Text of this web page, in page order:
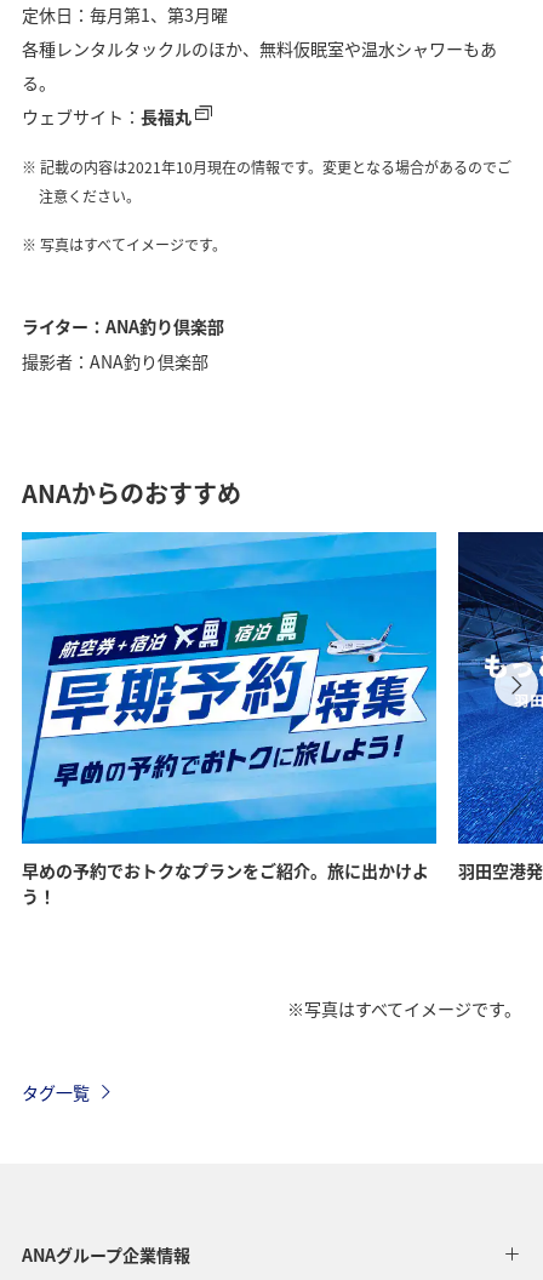
定休日：毎月第1、第3月曜
各種レンタルタックルのほか、無料仮眠室や温水シャワーもあ
る。
ウェブサイト： 長福丸
記載の内容は2021年10月現在の情報です。変更となる場合があるのでご
注意ください。
写真はすべてイメージです。
ライター：ANA釣り倶楽部
撮影者：ANA釣り倶楽部
ANAからのおすすめ
早めの予約でおトクなプランをご紹介。旅に出かけよ
う！
羽田空港
※写真はすべてイメージです。
タグ一覧
ANAグループ企業情報